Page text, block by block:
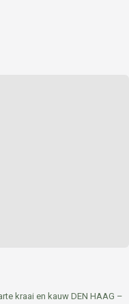
kraai en kauw DEN HAAG –